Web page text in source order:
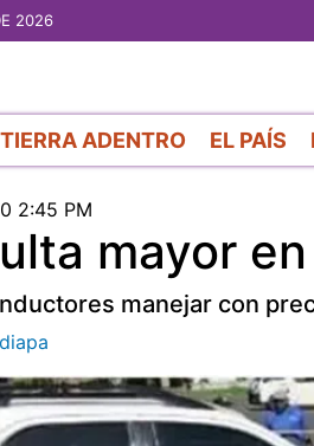
2026
TIERRA ADENTRO EL PAÍS
2:45 PM
mayor
manejar con